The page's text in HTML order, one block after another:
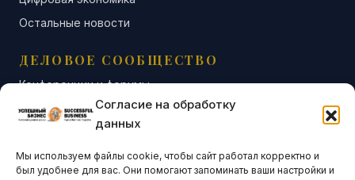
Согласие на обработку
данных
Мы используем файлы cookie, чтобы сайт работал корректно и
был удобнее для вас. Они помогают запоминать ваши настройки и
Остальные новости
ДЕЛОВОЕ СООБЩЕСТВО
Конференции и форумы
Бизнес-клубы и ассоциации
Остальные новости
АНАЛИТИКА И СТАТИСТИКА